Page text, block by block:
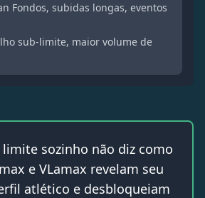
Fondos, subidas longas, eventos
sub-limite, maior volume de
limite sozinho não diz como
e VLamax revelam seu
atlético e desbloqueiam